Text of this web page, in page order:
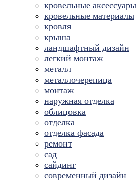
кровельные аксессуары
кровельные материалы
кровля
крыша
ландшафтный дизайн
легкий монтаж
металл
металлочерепица
монтаж
наружная отделка
облицовка
отделка
отделка фасада
ремонт
сад
сайдинг
современный дизайн